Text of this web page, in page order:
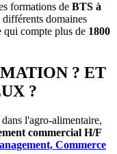
formations de BTS à
différents domaines
qui compte plus de 1800
? ET
?
l'agro-alimentaire,
commercial H/F
Commerce